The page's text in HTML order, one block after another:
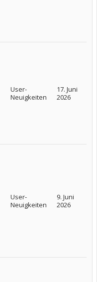
User-
Neuigkeiten
17. Juni
2026
User-
Neuigkeiten
9. Juni
2026